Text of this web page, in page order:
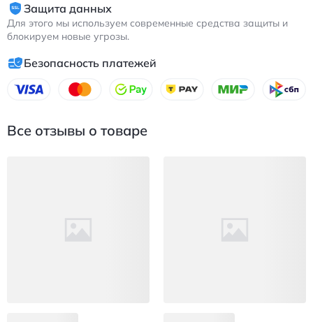
Защита данных
Для этого мы используем современные средства защиты и
блокируем новые угрозы.
Безопасность платежей
Все отзывы о товаре